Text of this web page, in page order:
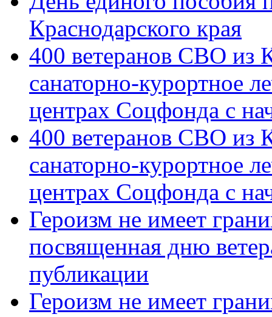
Краснодарского края
400 ветеранов СВО из
санаторно-курортное
центрах Соцфонда с
400 ветеранов СВО из
санаторно-курортное
центрах Соцфонда с
Героизм не имеет
посвященная дню
публикации
Героизм не имеет